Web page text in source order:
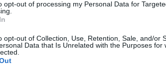
opt-out of processing my Personal Data for
opt-out of Collection, Use, Retention, Sale, and/or
Data that Is Unrelated with the Purposes for